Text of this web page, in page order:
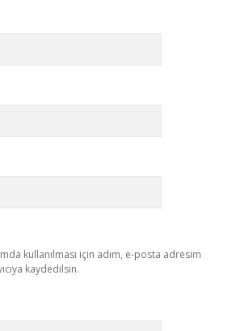
kullanılması için adım, e-posta adresim
kaydedilsin.